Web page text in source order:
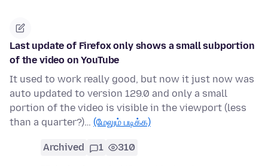
Last update of Firefox only shows a small subportion
of the video on YouTube
It used to work really good, but now it just now was
auto updated to version 129.0 and only a small
portion of the video is visible in the viewport (less
than a quarter?)… (மேலும் படிக்க)
Archived 1 310